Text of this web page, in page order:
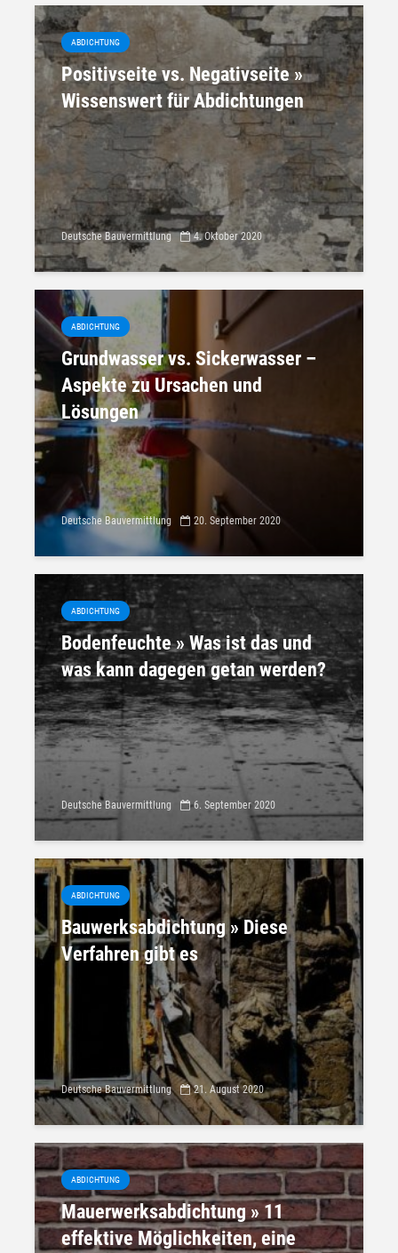
ABDICHTUNG
Positivseite vs. Negativseite »
Wissenswert für Abdichtungen
Deutsche Bauvermittlung 4. Oktober 2020
ABDICHTUNG
Grundwasser vs. Sickerwasser –
Aspekte zu Ursachen und
Lösungen
Deutsche Bauvermittlung 20. September 2020
ABDICHTUNG
Bodenfeuchte » Was ist das und
was kann dagegen getan werden?
Deutsche Bauvermittlung 6. September 2020
ABDICHTUNG
Bauwerksabdichtung » Diese
Verfahren gibt es
Deutsche Bauvermittlung 21. August 2020
ABDICHTUNG
Mauerwerksabdichtung » 11
effektive Möglichkeiten, eine